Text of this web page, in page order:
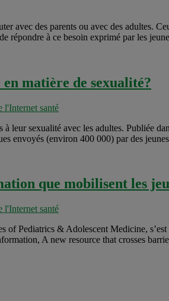
avec des parents ou avec des adultes.
répondre à ce besoin exprimé par les
matière de sexualité?
l'Internet santé
leur sexualité avec les adultes. Publiée
envoyés (environ 400 000) par des
que mobilisent les
l'Internet santé
Pediatrics & Adolescent Medicine,
A new resource that crosses